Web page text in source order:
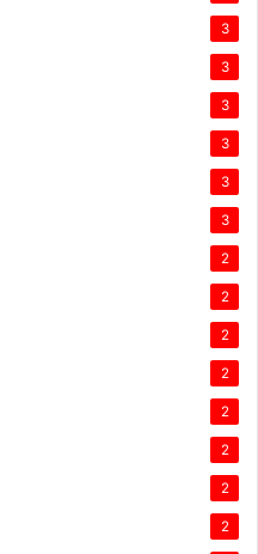
3
3
3
3
3
3
2
2
2
2
2
2
2
2